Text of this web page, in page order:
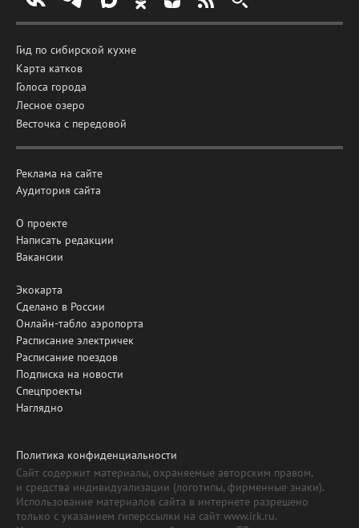
Гид по сибирской кухне
Карта катков
Голоса города
Лесное озеро
Весточка с передовой
Реклама на сайте
Аудитория сайта
О проекте
Написать редакции
Вакансии
Экокарта
Сделано в России
Онлайн-табло аэропорта
Расписание электричек
Расписание поездов
Подписка на новости
Спецпроекты
Наглядно
Политика конфиденциальности
Сайт содержит материалы, охраняемые авторским правом,
и средства индивидуализации (логотипы, фирменные знаки).
Использование материалов сайта в интернете разрешено
только с указанием гиперссылки на сайт www.irk.ru.